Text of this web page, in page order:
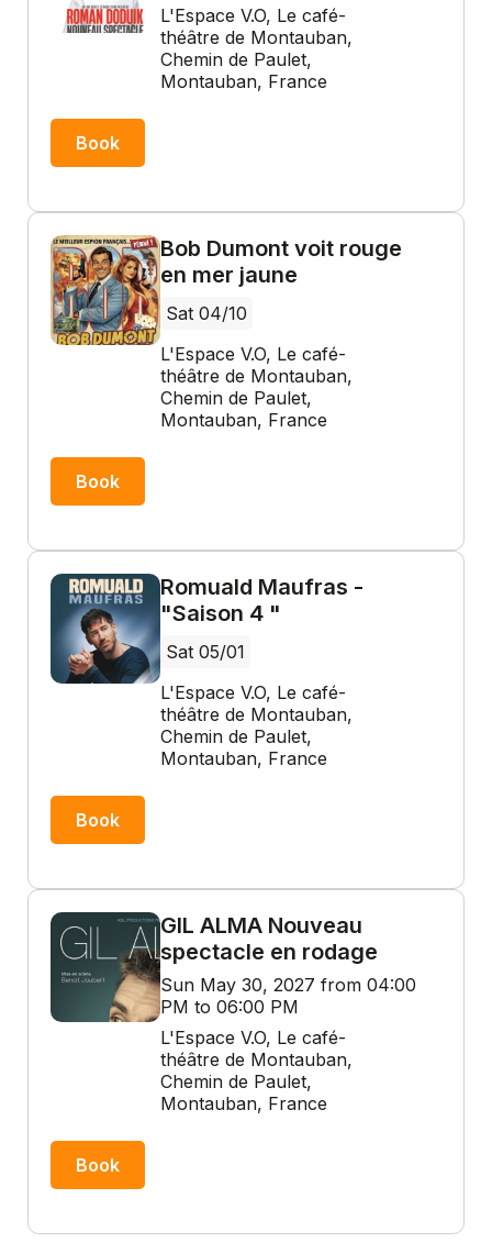
L'Espace V.O, Le café-
théâtre de Montauban,
Chemin de Paulet,
Montauban, France
Book
Bob Dumont voit rouge
en mer jaune
Sat 04/10
L'Espace V.O, Le café-
théâtre de Montauban,
Chemin de Paulet,
Montauban, France
Book
Romuald Maufras -
"Saison 4 "
Sat 05/01
L'Espace V.O, Le café-
théâtre de Montauban,
Chemin de Paulet,
Montauban, France
Book
GIL ALMA Nouveau
spectacle en rodage
Sun May 30, 2027 from 04:00
PM to 06:00 PM
L'Espace V.O, Le café-
théâtre de Montauban,
Chemin de Paulet,
Montauban, France
Book